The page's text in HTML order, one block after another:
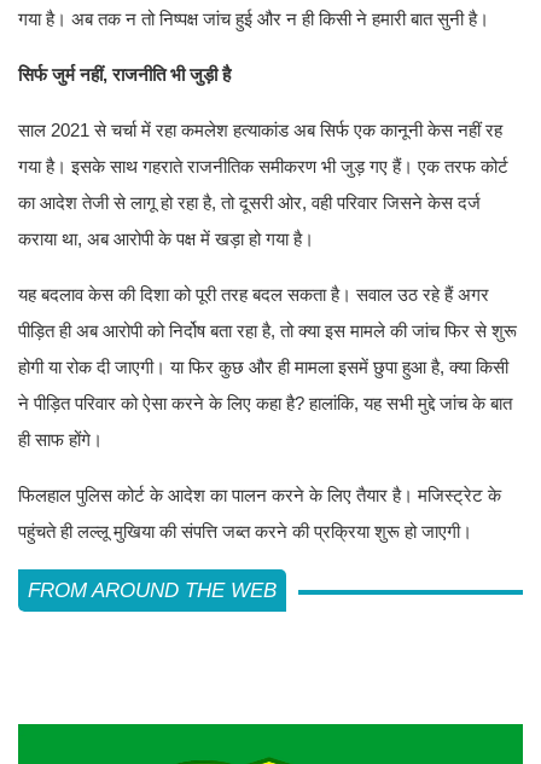
गया है। अब तक न तो निष्पक्ष जांच हुई और न ही किसी ने हमारी बात सुनी है।
सिर्फ जुर्म नहीं, राजनीति भी जुड़ी है
साल 2021 से चर्चा में रहा कमलेश हत्याकांड अब सिर्फ एक कानूनी केस नहीं रह
गया है। इसके साथ गहराते राजनीतिक समीकरण भी जुड़ गए हैं। एक तरफ कोर्ट
का आदेश तेजी से लागू हो रहा है, तो दूसरी ओर, वही परिवार जिसने केस दर्ज
कराया था, अब आरोपी के पक्ष में खड़ा हो गया है।
यह बदलाव केस की दिशा को पूरी तरह बदल सकता है। सवाल उठ रहे हैं अगर
पीड़ित ही अब आरोपी को निर्दोष बता रहा है, तो क्या इस मामले की जांच फिर से शुरू
होगी या रोक दी जाएगी। या फिर कुछ और ही मामला इसमें छुपा हुआ है, क्या किसी
ने पीड़ित परिवार को ऐसा करने के लिए कहा है? हालांकि, यह सभी मुद्दे जांच के बात
ही साफ होंगे।
फिलहाल पुलिस कोर्ट के आदेश का पालन करने के लिए तैयार है। मजिस्ट्रेट के
पहुंचते ही लल्लू मुखिया की संपत्ति जब्त करने की प्रक्रिया शुरू हो जाएगी।
FROM AROUND THE WEB